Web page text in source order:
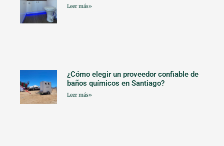
Leer más»
¿Cómo elegir un proveedor confiable de
baños químicos en Santiago?
Leer más»